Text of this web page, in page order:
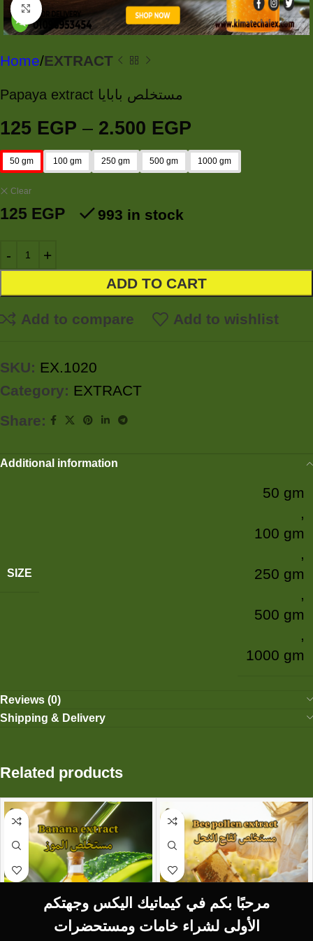
مرحبًا بكم في كيماتيك اليكس وجهتكم
الأولى لشراء خامات ومستحضرات
Click to enlarge
Home EXTRACT
Papaya extract مستخلص بابايا
125 EGP – 2.500 EGP
50 gm 100 gm 250 gm 500 gm 1000 gm
Clear
125 EGP 993 in stock
ADD TO CART
Add to compare Add to wishlist
SKU: EX.1020
Category: EXTRACT
Share:
Additional information
SIZE
50 gm
,
100 gm
,
250 gm
,
500 gm
,
1000 gm
Reviews (0)
Shipping & Delivery
Related products